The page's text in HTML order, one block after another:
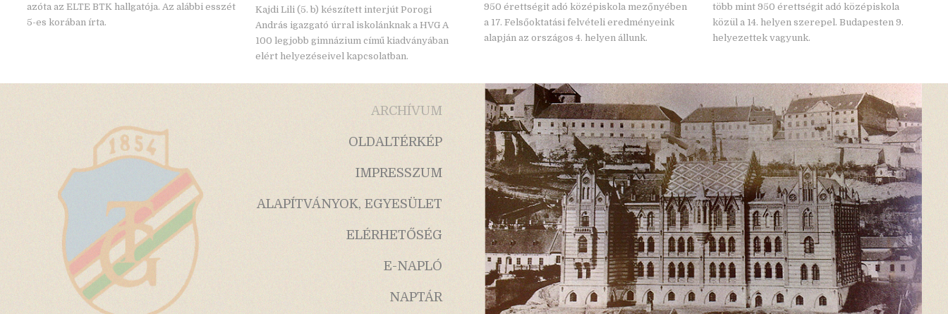
azóta az ELTE BTK hallgatója. Az alábbi esszét
5-es korában írta.
Kajdi Lili (5. b) készített interjút Porogi
András igazgató úrral iskolánknak a HVG A
100 legjobb gimnázium című kiadványában
elért helyezéseivel kapcsolatban.
950 érettségit adó középiskola mezőnyében
a 17. Felsőoktatási felvételi eredményeink
alapján az országos 4. helyen állunk.
több mint 950 érettségit adó középiskola
közül a 14. helyen szerepel. Budapesten 9.
helyezettek vagyunk.
ARCHÍVUM
OLDALTÉRKÉP
IMPRESSZUM
ALAPÍTVÁNYOK, EGYESÜLET
ELÉRHETŐSÉG
E-NAPLÓ
NAPTÁR